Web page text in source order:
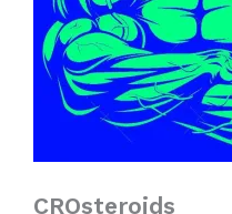
CROsteroids